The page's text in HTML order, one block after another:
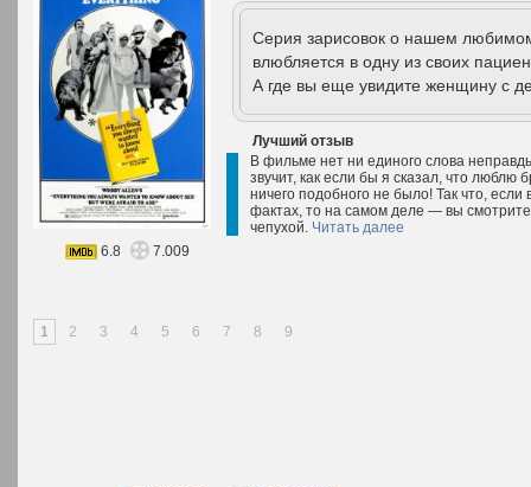
Серия зарисовок о нашем
влюбляется в одну из своих
А где вы еще увидите женщину с
Лучший отзыв
В фильме нет ни единого слова
звучит, как если бы я сказал, что
ничего подобного не было! Так что,
фактах, то на самом деле — вы
чепухой. Читать далее
6.8
7.009
1 2 3 4 5 6 7 8 9